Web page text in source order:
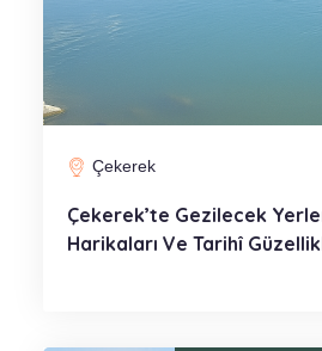
Çekerek
Çekerek’te Gezilecek
Harikaları Ve Tarihî